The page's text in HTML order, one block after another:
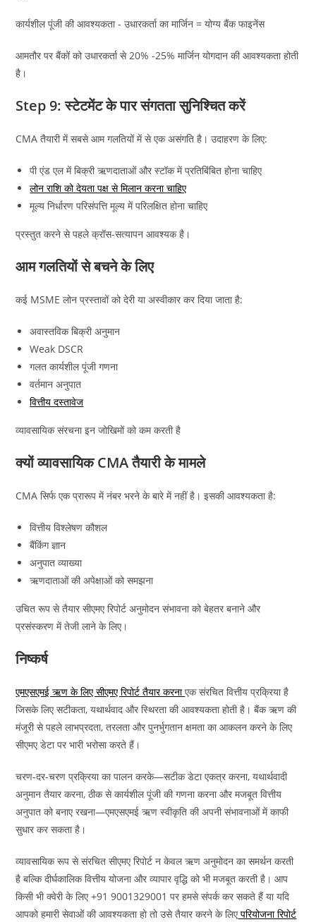
कार्यशील पूंजी की आवश्यकता - उधारकर्ता का मार्जिन = योग्य बैंक फाइनेंस
आमतौर पर बैंकों को उधारकर्ता से 20% -25% मार्जिन योगदान की आवश्यकता होती
है।
Step 9: स्टेटमेंट के पार संगतता सुनिश्चित करें
CMA तैयारी में सबसे आम गलतियों में से एक असंगति है। उदाहरण के लिए:
पी एंड एल में बिक्री ऋणदाताओं और स्टॉक में प्रतिबिंबित होना चाहिए
लोन राशि को देयता पक्ष से मिलान करना चाहिए
मूल्य निर्धारण परिसंपत्ति मूल्य में परिलक्षित होना चाहिए
प्रस्तुत करने से पहले क्रॉस-सत्यापन आवश्यक है।
आम गलतियों से बचने के लिए
कई MSME लोन प्रस्तावों को देरी या अस्वीकार कर दिया जाता है:
अवास्तविक बिक्री अनुमान
Weak DSCR
गलत कार्यशील पूंजी गणना
वर्तमान अनुपात
वित्तीय दस्तावेज
व्यावसायिक संरचना इन जोखिमों को कम करती है
क्यों व्यावसायिक CMA तैयारी के मामले
CMA सिर्फ एक प्रारूप में नंबर भरने के बारे में नहीं है। इसकी आवश्यकता है:
वित्तीय विश्लेषण कौशल
बैंकिंग ज्ञान
अनुपात व्याख्या
ऋणदाताओं की अपेक्षाओं को समझना
उचित रूप से तैयार सीएमए रिपोर्ट अनुमोदन संभावना को बेहतर बनाने और
प्रसंस्करण में तेजी लाने के लिए।
निष्कर्ष
एमएसएमई ऋण के लिए सीएमए रिपोर्ट तैयार करनाएक संरचित वित्तीय प्रक्रिया है
जिसके लिए सटीकता, यथार्थवाद और स्थिरता की आवश्यकता होती है। बैंक ऋण की
मंजूरी से पहले लाभप्रदता, तरलता और पुनर्भुगतान क्षमता का आकलन करने के लिए
सीएमए डेटा पर भारी भरोसा करते हैं।
चरण-दर-चरण प्रक्रिया का पालन करके—सटीक डेटा एकत्र करना, यथार्थवादी
अनुमान तैयार करना, ठीक से कार्यशील पूंजी की गणना करना और मजबूत वित्तीय
अनुपात को बनाए रखना—एमएसएमई ऋण स्वीकृति की अपनी संभावनाओं में काफी
सुधार कर सकता है।
व्यावसायिक रूप से संरचित सीएमए रिपोर्ट न केवल ऋण अनुमोदन का समर्थन करती
है बल्कि दीर्घकालिक वित्तीय योजना और व्यापार वृद्धि को भी मजबूत करती है। आप
किसी भी क्वेरी के लिए +91 9001329001 पर हमसे संपर्क कर सकते हैं या यदि
आपको हमारी सेवाओं की आवश्यकता हो तो उसे तैयार करने के लिए परियोजना रिपोर्ट